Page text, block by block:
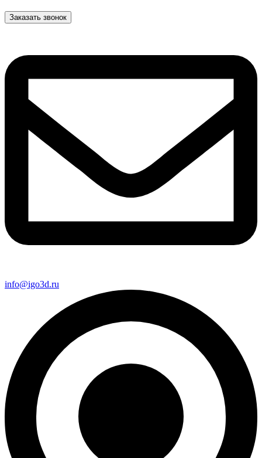
Заказать звонок
info@igo3d.ru